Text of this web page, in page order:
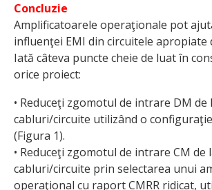
Concluzie
Amplificatoarele operaţionale pot
influenţei EMI din circuitele apropiate
Iată câteva puncte cheie de luat în
orice proiect:
• Reduceţi zgomotul de intrare DM de
cabluri/circuite utilizând o
(Figura 1).
• Reduceţi zgomotul de intrare CM de
cabluri/circuite prin selectarea unui
operaţional cu raport CMRR ridicat,